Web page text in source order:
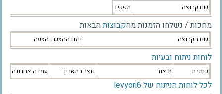
שם קבוצה תפקיד
מחכות / נשלחו הזמנות מהקבוצותהבאות
שם הקבוצה יוזם ההצעה הצעה
לוחות ניתוח ובעיות
כותרת תיאור נוצר בתאריך עמדה אחרונה
לכל לוחות הניתוח של levyori6